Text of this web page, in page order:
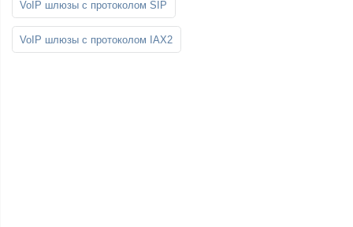
VoIP шлюзы с протоколом SIP
VoIP шлюзы с протоколом IAX2